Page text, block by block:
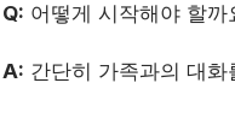
Q: 어떻게 시작해야 할까
A: 간단히 가족과의 대